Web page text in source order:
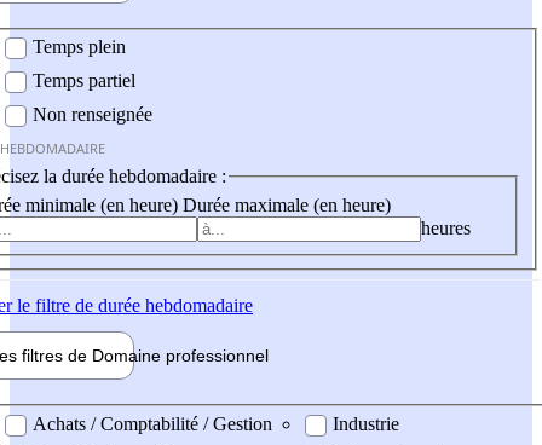
Temps plein
Temps partiel
Non renseignée
la durée hebdomadaire :
minimale (en heure) Durée maximale (en heure)
heures
le filtre de durée hebdomadaire
filtres de Domaine professionnel
professionel
Achats / Comptabilité / Gestion
Industrie